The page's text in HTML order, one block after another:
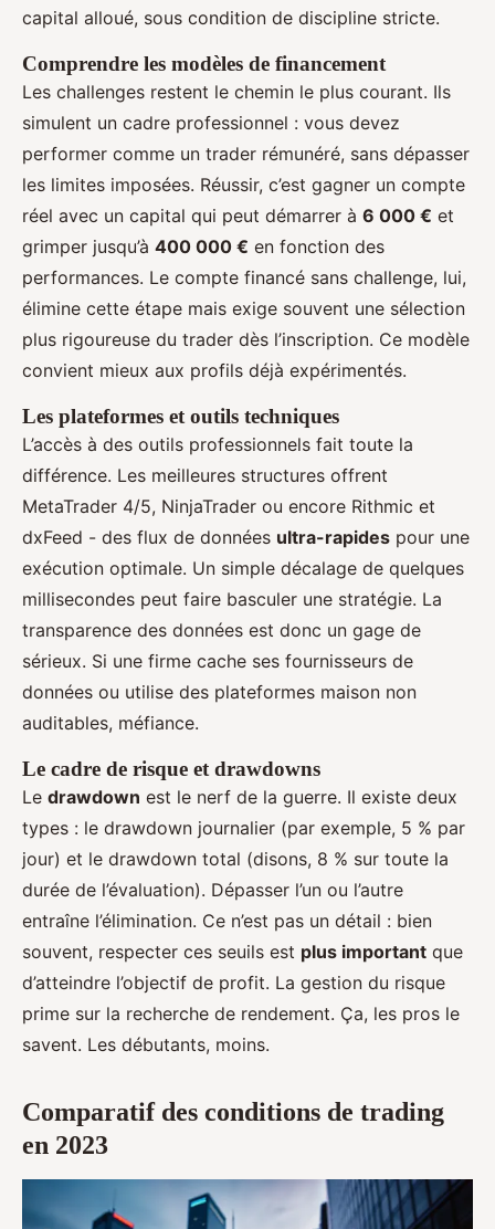
capital alloué, sous condition de discipline stricte.
Comprendre les modèles de financement
Les challenges restent le chemin le plus courant. Ils
simulent un cadre professionnel : vous devez
performer comme un trader rémunéré, sans dépasser
les limites imposées. Réussir, c’est gagner un compte
réel avec un capital qui peut démarrer à 6 000 € et
grimper jusqu’à 400 000 € en fonction des
performances. Le compte financé sans challenge, lui,
élimine cette étape mais exige souvent une sélection
plus rigoureuse du trader dès l’inscription. Ce modèle
convient mieux aux profils déjà expérimentés.
Les plateformes et outils techniques
L’accès à des outils professionnels fait toute la
différence. Les meilleures structures offrent
MetaTrader 4/5, NinjaTrader ou encore Rithmic et
dxFeed - des flux de données ultra-rapides pour une
exécution optimale. Un simple décalage de quelques
millisecondes peut faire basculer une stratégie. La
transparence des données est donc un gage de
sérieux. Si une firme cache ses fournisseurs de
données ou utilise des plateformes maison non
auditables, méfiance.
Le cadre de risque et drawdowns
Le drawdown est le nerf de la guerre. Il existe deux
types : le drawdown journalier (par exemple, 5 % par
jour) et le drawdown total (disons, 8 % sur toute la
durée de l’évaluation). Dépasser l’un ou l’autre
entraîne l’élimination. Ce n’est pas un détail : bien
souvent, respecter ces seuils est plus important que
d’atteindre l’objectif de profit. La gestion du risque
prime sur la recherche de rendement. Ça, les pros le
savent. Les débutants, moins.
Comparatif des conditions de trading
en 2023